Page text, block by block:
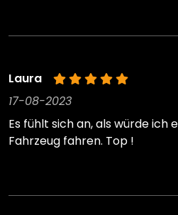
Laura
17-08-2023
Es fühlt sich an, als würde ich
Fahrzeug fahren. Top !